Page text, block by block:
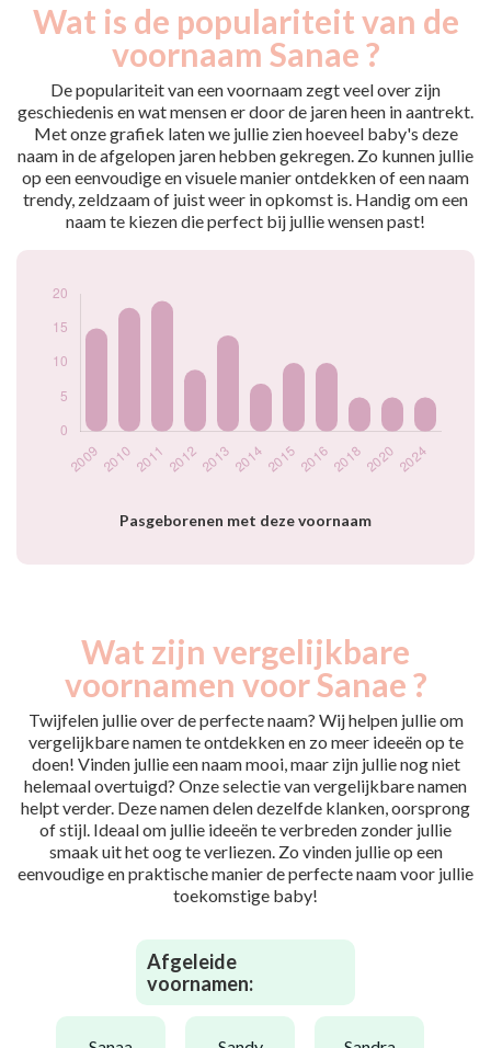
Wat is de populariteit van de
voornaam Sanae ?
De populariteit van een voornaam zegt veel over zijn
geschiedenis en wat mensen er door de jaren heen in aantrekt.
Met onze grafiek laten we jullie zien hoeveel baby's deze
naam in de afgelopen jaren hebben gekregen. Zo kunnen jullie
op een eenvoudige en visuele manier ontdekken of een naam
trendy, zeldzaam of juist weer in opkomst is. Handig om een
naam te kiezen die perfect bij jullie wensen past!
Pasgeborenen met deze voornaam
Popularité du
prénom Sanae par
Année
Nouveaux-
nés
2010
18
2011
19
2012
9
2013
14
2014
7
2015
10
10
2024
Wat zijn vergelijkbare
voornamen voor Sanae ?
Twijfelen jullie over de perfecte naam? Wij helpen jullie om
vergelijkbare namen te ontdekken en zo meer ideeën op te
doen! Vinden jullie een naam mooi, maar zijn jullie nog niet
helemaal overtuigd? Onze selectie van vergelijkbare namen
helpt verder. Deze namen delen dezelfde klanken, oorsprong
of stijl. Ideaal om jullie ideeën te verbreden zonder jullie
smaak uit het oog te verliezen. Zo vinden jullie op een
eenvoudige en praktische manier de perfecte naam voor jullie
toekomstige baby!
Afgeleide
voornamen: